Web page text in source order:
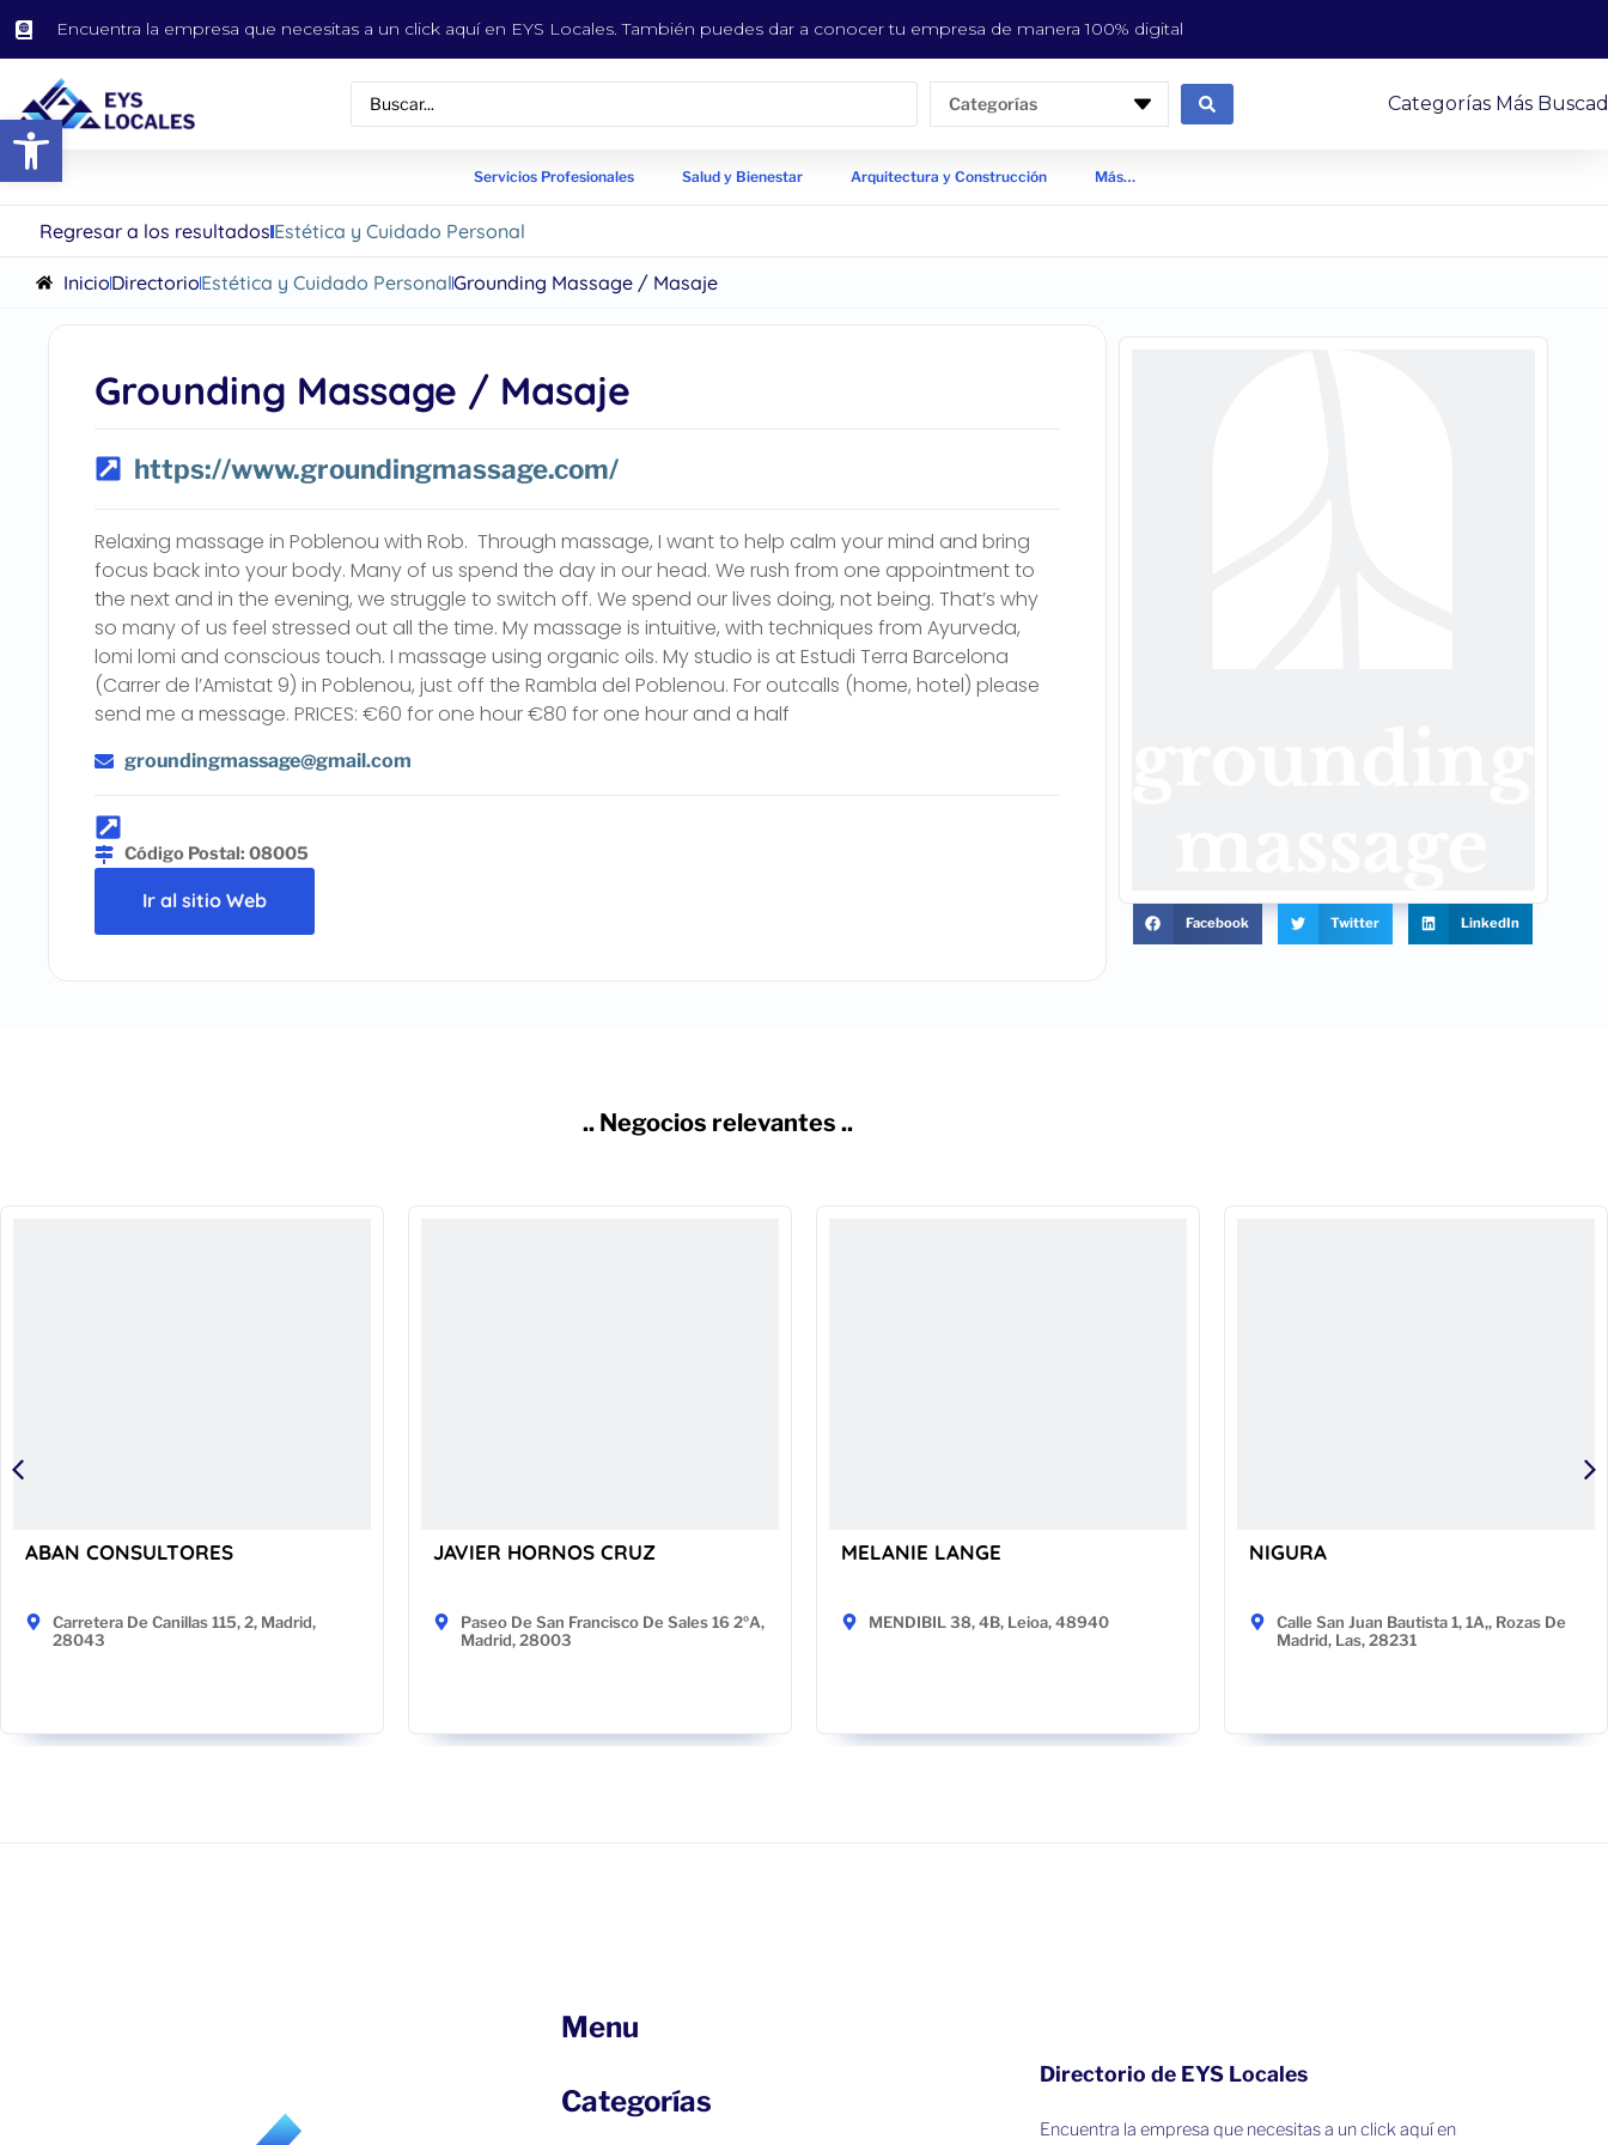
Abrir barra de herramientas
Encuentra la empresa que necesitas a un click aquí en EYS Locales. También puedes dar a conocer tu empresa de manera 100% digital
Categorías Categorías Más
Servicios Profesionales Salud y Bienestar Arquitectura y Construcción Más…
Regresar a los resultadosEstética y Cuidado Personal
InicioDirectorioEstética y Cuidado PersonalGrounding Massage / Masaje
Grounding Massage / Masaje
https://www.groundingmassage.com/
Relaxing massage in Poblenou with Rob. ️‍ Through massage, I want to help calm your mind and bring
focus back into your body. Many of us spend the day in our head. We rush from one appointment to
the next and in the evening, we struggle to switch off. We spend our lives doing, not being. That’s why
so many of us feel stressed out all the time. My massage is intuitive, with techniques from Ayurveda,
lomi lomi and conscious touch. I massage using organic oils. My studio is at Estudi Terra Barcelona
(Carrer de l’Amistat 9) in Poblenou, just off the Rambla del Poblenou. For outcalls (home, hotel) please
send me a message. PRICES: €60 for one hour €80 for one hour and a half
groundingmassage@gmail.com
Código Postal: 08005
Ir al sitio Web
Facebook Twitter LinkedIn
.. Negocios relevantes ..
ABAN CONSULTORES
Carretera De Canillas 115, 2, Madrid,
28043
JAVIER HORNOS CRUZ
Paseo De San Francisco De Sales 16 2ºA,
Madrid, 28003
MELANIE LANGE
MENDIBIL 38, 4B, Leioa, 48940
NIGURA
Calle San Juan Bautista 1, 1A,, Rozas De
Madrid, Las, 28231
Menu
Categorías
Directorio de EYS Locales
Encuentra la empresa que necesitas a un click aquí en